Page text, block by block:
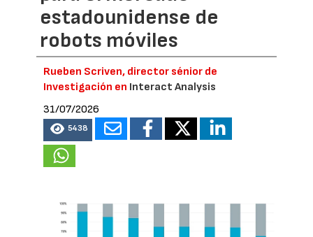
estadounidense de
robots móviles
Rueben Scriven, director sénior de
Investigación en Interact Analysis
31/07/2026
5438